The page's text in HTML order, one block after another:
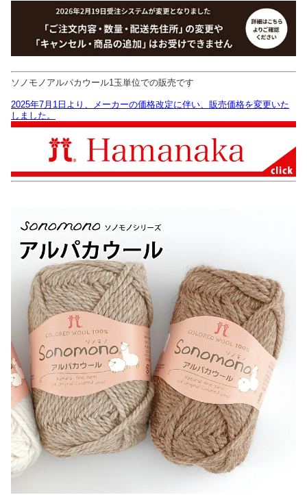
ソノモノアルパカウール1玉単位での販売です
2025年7月1日より、メーカーの価格改定に伴い、販売価格を変更いた
しました。